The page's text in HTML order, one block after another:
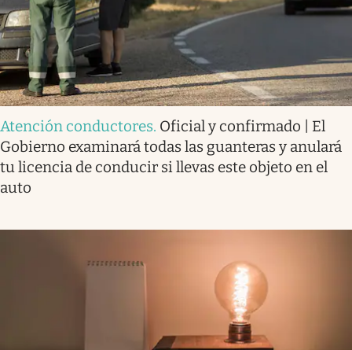
Atención conductores. Oficial y confirmado | El
Gobierno examinará todas las guanteras y anulará
tu licencia de conducir si llevas este objeto en el
auto